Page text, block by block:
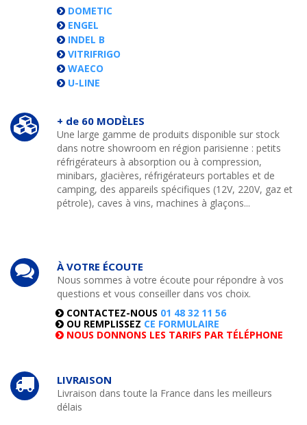
DOMETIC
ENGEL
INDEL B
VITRIFRIGO
WAECO
U-LINE
+ de 60 MODÈLES
Une large gamme de produits disponible sur stock
dans notre showroom en région parisienne : petits
réfrigérateurs à absorption ou à compression,
minibars, glacières, réfrigérateurs portables et de
camping, des appareils spécifiques (12V, 220V, gaz et
pétrole), caves à vins, machines à glaçons...
À VOTRE ÉCOUTE
Nous sommes à votre écoute pour répondre à vos
questions et vous conseiller dans vos choix.
CONTACTEZ-NOUS 01 48 32 11 56
OU REMPLISSEZ CE FORMULAIRE
NOUS DONNONS LES TARIFS PAR TÉLÉPHONE
LIVRAISON
Livraison dans toute la France dans les meilleurs
délais